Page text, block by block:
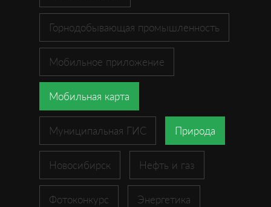
Горнодобывающая промышленность
Мобильное приложение
Мобильная карта
Муниципальная ГИС Природа
Новосибирск Нефть и газ
Фотоконкурс Энергетика